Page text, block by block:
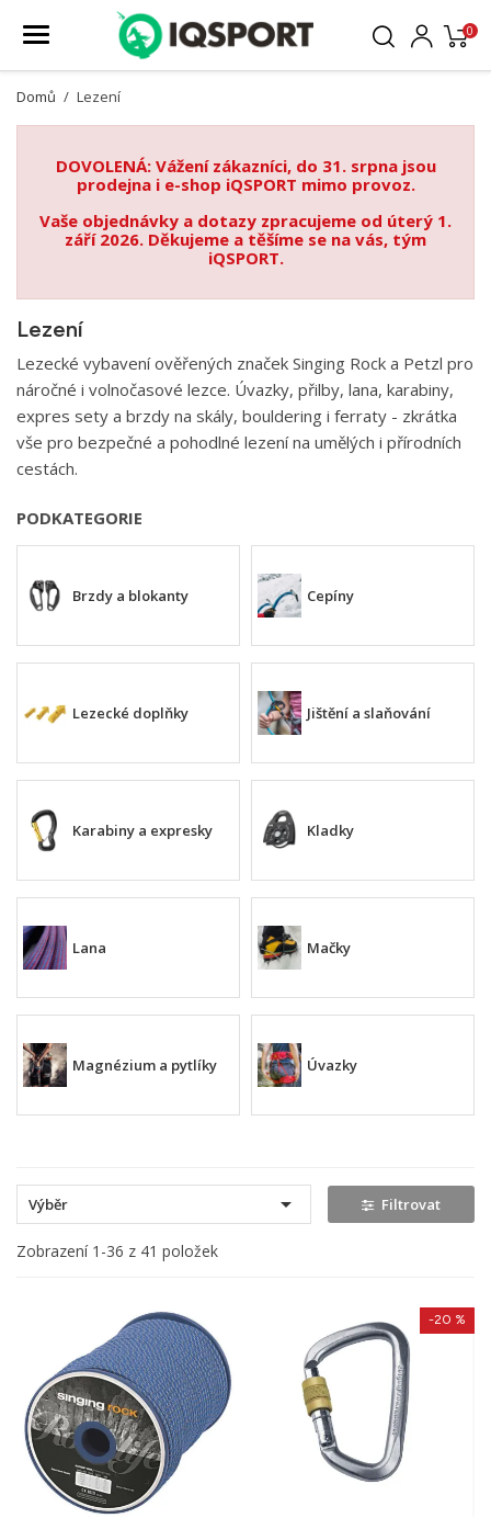
0
Domů Lezení
DOVOLENÁ: Vážení zákazníci, do 31. srpna jsou
prodejna i e-shop iQSPORT mimo provoz.
Vaše objednávky a dotazy zpracujeme od úterý 1.
září 2026. Děkujeme a těšíme se na vás, tým
iQSPORT.
Lezení
Lezecké vybavení ověřených značek Singing Rock a Petzl pro
náročné i volnočasové lezce. Úvazky, přilby, lana, karabiny,
expres sety a brzdy na skály, bouldering i ferraty - zkrátka
vše pro bezpečné a pohodlné lezení na umělých i přírodních
cestách.
PODKATEGORIE
Brzdy a blokanty Cepíny
Lezecké doplňky Jištění a slaňování
Karabiny a expresky Kladky
Lana Mačky
Magnézium a pytlíky Úvazky
Výběr  Filtrovat
Zobrazení 1-36 z 41 položek
-20 %